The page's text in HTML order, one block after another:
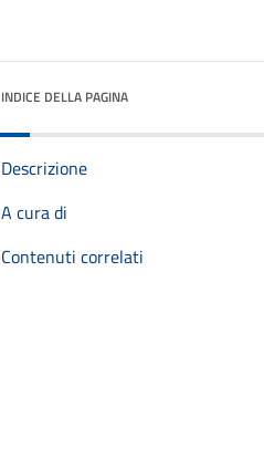
INDICE DELLA PAGINA
Descrizione
A cura di
Contenuti correlati